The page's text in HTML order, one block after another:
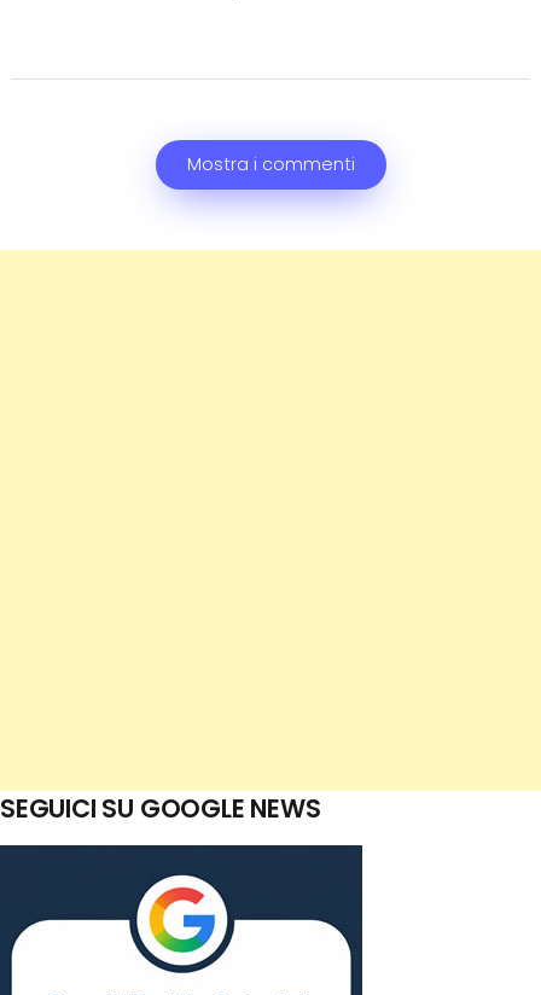
Mostra i commenti
SEGUICI SU GOOGLE NEWS